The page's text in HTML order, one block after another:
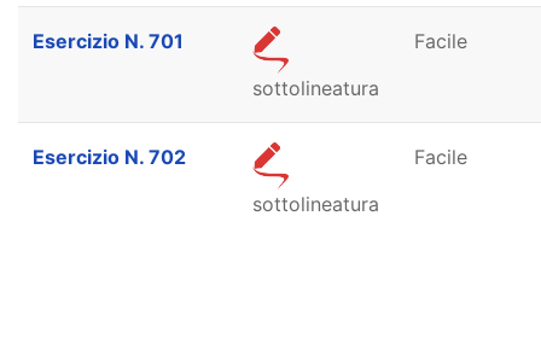
Esercizio N. 701
sottolineatura
Facile
Esercizio N. 702
sottolineatura
Facile